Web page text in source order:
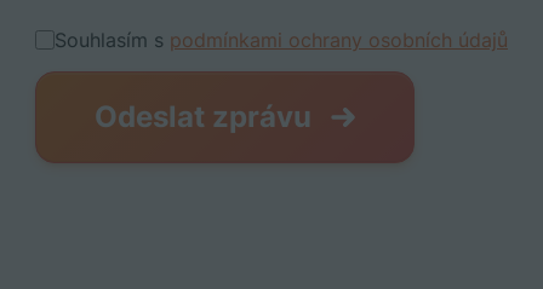
Souhlasím s podmínkami ochrany osobních údajů
Odeslat zprávu